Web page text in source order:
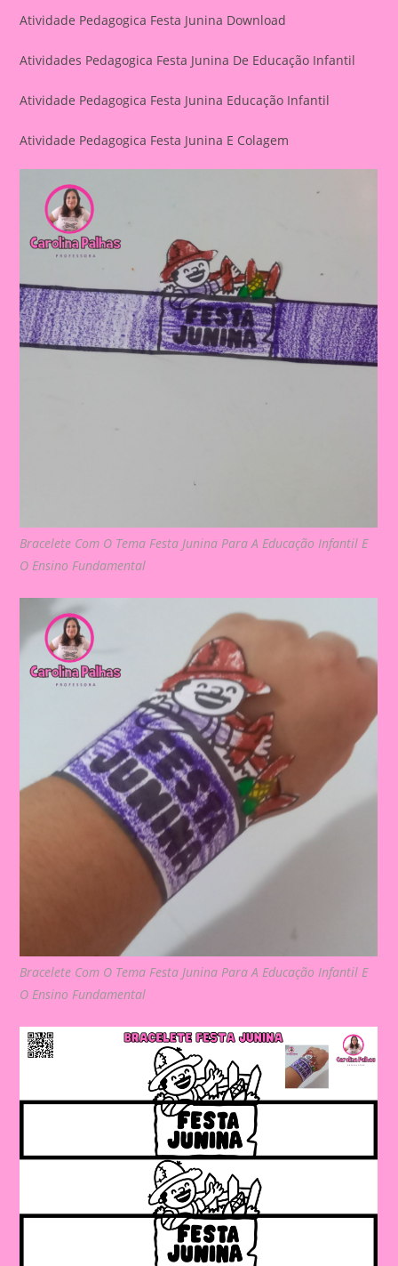
Atividade Pedagogica Festa Junina Download
Atividades Pedagogica Festa Junina De Educação Infantil
Atividade Pedagogica Festa Junina Educação Infantil
Atividade Pedagogica Festa Junina E Colagem
Bracelete Com O Tema Festa Junina Para A Educação Infantil E
O Ensino Fundamental
Bracelete Com O Tema Festa Junina Para A Educação Infantil E
O Ensino Fundamental